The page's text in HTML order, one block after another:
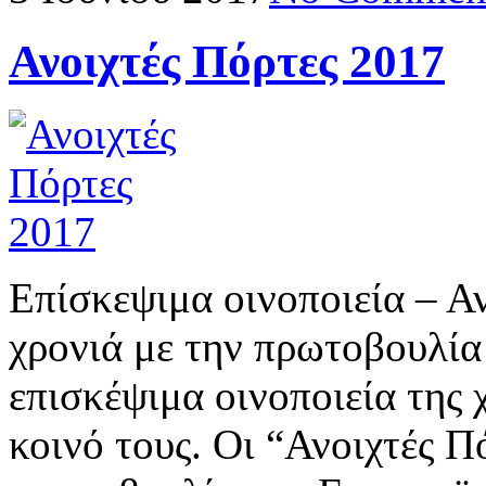
Ανοιχτές Πόρτες 2017
Επίσκεψιμα οινοποιεία –
χρονιά με την
επισκέψιμα οινοποιεία
κοινό τους. Οι “Ανοιχτές